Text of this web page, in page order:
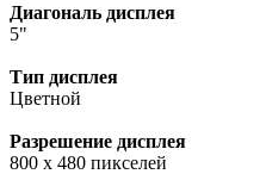
Диагональ дисплея
5"
Тип дисплея
Цветной
Разрешение дисплея
800 x 480 пикселей